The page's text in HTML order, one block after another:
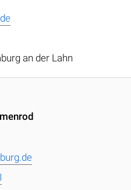
an der Lahn